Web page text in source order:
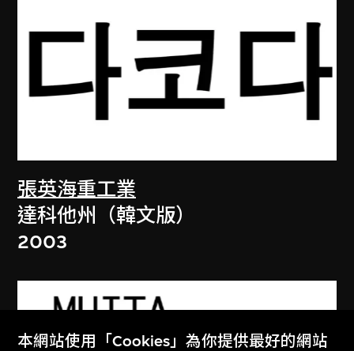
張英海重工業
達科他州（韓文版）
2003
本網站使用「Cookies」為你提供最好的網站